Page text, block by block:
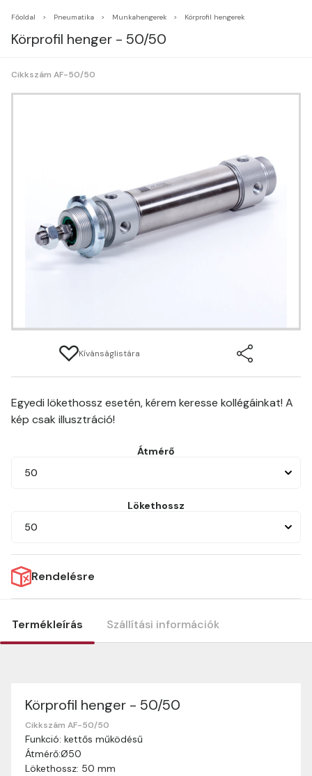
Főoldal Pneumatika Munkahengerek Körprofil hengerek
Körprofil henger - 50/50
Cikkszám AF-50/50
Kívánságlistára
Egyedi lökethossz esetén, kérem keresse kollégáinkat! A
kép csak illusztráció!
Átmérő
50
Lökethossz
50
Rendelésre
Termékleírás Szállítási információk
Körprofil henger - 50/50
Cikkszám AF-50/50
Funkció: kettős működésű
Átmérő:Ø50
Lökethossz: 50 mm
Szállítási információk
Nagyon köszönjük, hogy webshopunkat választottátok
vásárlásaitokhoz. Az alábbiakban megtaláljátok szállítási
információinkat, hogy a vásárlásotok gördülékenyen és
zökkenőmentesen történhessen.